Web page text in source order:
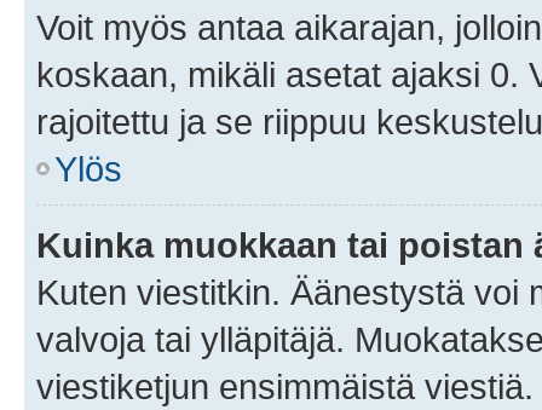
Voit myös antaa aikarajan,
koskaan, mikäli asetat ajaksi 0.
rajoitettu ja se riippuu
Ylös
Kuinka muokkaan tai poistan
Kuten viestitkin. Äänestystä voi
valvoja tai ylläpitäjä.
viestiketjun ensimmäistä